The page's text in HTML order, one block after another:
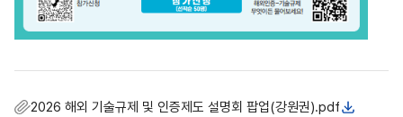
2026 해외 기술규제 및 인증제도 설명회 팝업(강원권).pdf